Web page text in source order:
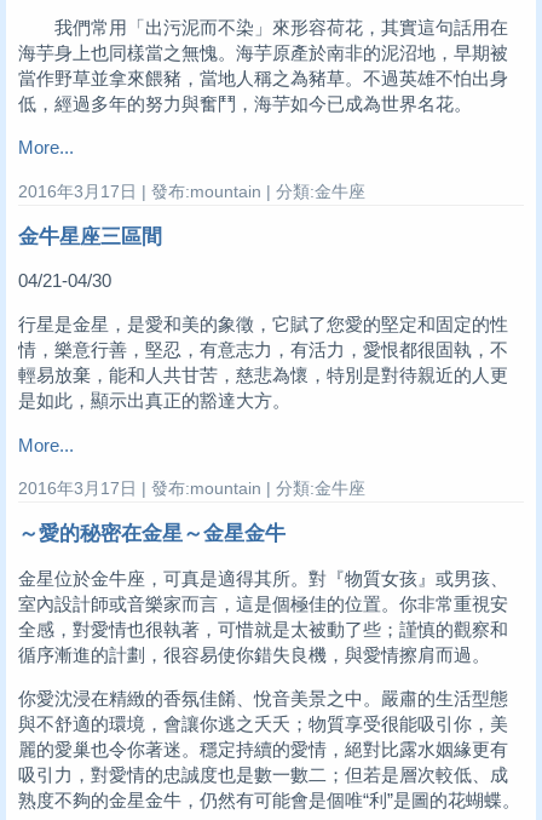
我們常用「出污泥而不染」來形容荷花，其實這句話用在
海芋身上也同樣當之無愧。海芋原產於南非的泥沼地，早期被
當作野草並拿來餵豬，當地人稱之為豬草。不過英雄不怕出身
低，經過多年的努力與奮鬥，海芋如今已成為世界名花。
More...
2016年3月17日 | 發布:mountain | 分類:金牛座
金牛星座三區間
04/21-04/30
行星是金星，是愛和美的象徵，它賦了您愛的堅定和固定的性
情，樂意行善，堅忍，有意志力，有活力，愛恨都很固執，不
輕易放棄，能和人共甘苦，慈悲為懷，特別是對待親近的人更
是如此，顯示出真正的豁達大方。
More...
2016年3月17日 | 發布:mountain | 分類:金牛座
～愛的秘密在金星～金星金牛
金星位於金牛座，可真是適得其所。對『物質女孩』或男孩、
室內設計師或音樂家而言，這是個極佳的位置。你非常重視安
全感，對愛情也很執著，可惜就是太被動了些；謹慎的觀察和
循序漸進的計劃，很容易使你錯失良機，與愛情擦肩而過。
你愛沈浸在精緻的香氛佳餚、悅音美景之中。嚴肅的生活型態
與不舒適的環境，會讓你逃之夭夭；物質享受很能吸引你，美
麗的愛巢也令你著迷。穩定持續的愛情，絕對比露水姻緣更有
吸引力，對愛情的忠誠度也是數一數二；但若是層次較低、成
熟度不夠的金星金牛，仍然有可能會是個唯“利”是圖的花蝴蝶。